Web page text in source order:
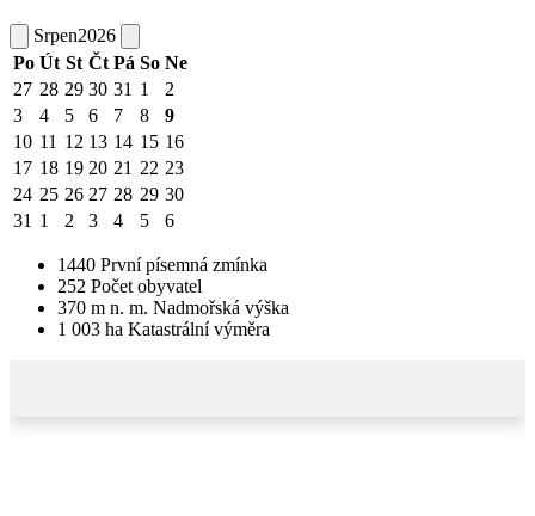
Srpen2026
Po Út St Čt Pá So Ne
27 28 29 30 31 1
2
3
4 5 6 7 8
9
10 11 12 13 14 15 16
17 18 19 20 21 22 23
24 25 26 27 28 29 30
31 1 2 3 4 5 6
1440 První písemná zmínka
252 Počet obyvatel
370 m n. m. Nadmořská výška
1 003 ha Katastrální výměra